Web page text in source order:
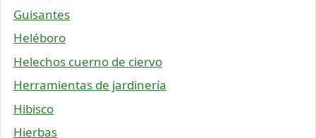
Guisantes
Heléboro
Helechos cuerno de ciervo
Herramientas de jardinería
Hibisco
Hierbas